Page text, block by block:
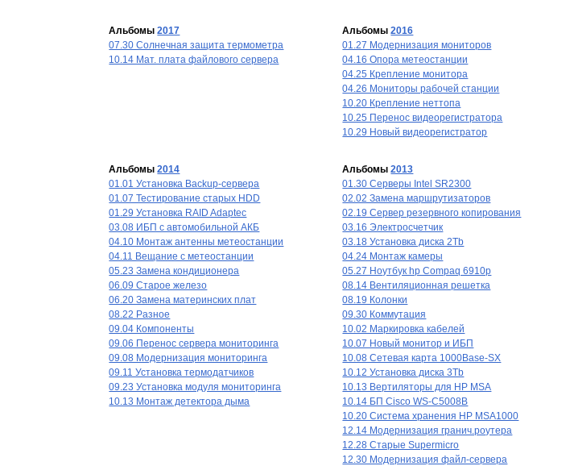
Альбомы2017
07.30 Солнечная защита термометра
10.14 Мат. плата файлового сервера
Альбомы2016
01.27 Модернизация мониторов
04.16 Опора метеостанции
04.25 Крепление монитора
04.26 Мониторы рабочей станции
10.20 Крепление неттопа
10.25 Перенос видеорегистратора
10.29 Новый видеорегистратор
Альбомы2014
01.01 Установка Backup-сервера
01.07 Тестирование старых HDD
01.29 Установка RAID Adaptec
03.08 ИБП с автомобильной АКБ
04.10 Монтаж антенны метеостанции
04.11 Вещание с метеостанции
05.23 Замена кондиционера
06.09 Старое железо
06.20 Замена материнских плат
08.22 Разное
09.04 Компоненты
09.06 Перенос сервера мониторинга
09.08 Модернизация мониторинга
09.11 Установка термодатчиков
09.23 Установка модуля мониторинга
10.13 Монтаж детектора дыма
Альбомы2013
01.30 Серверы Intel SR2300
02.02 Замена маршрутизаторов
02.19 Сервер резервного копирования
03.16 Электросчетчик
03.18 Установка диска 2Tb
04.24 Монтаж камеры
05.27 Ноутбук hp Compaq 6910p
08.14 Вентиляционная решетка
08.19 Колонки
09.30 Коммутация
10.02 Маркировка кабелей
10.07 Новый монитор и ИБП
10.08 Сетевая карта 1000Base-SX
10.12 Установка диска 3Tb
10.13 Вертиляторы для HP MSA
10.14 БП Cisco WS-C5008B
10.20 Система хранения HP MSA1000
12.14 Модернизация гранич.роутера
12.28 Старые Supermicro
12.30 Модернизация файл-сервера